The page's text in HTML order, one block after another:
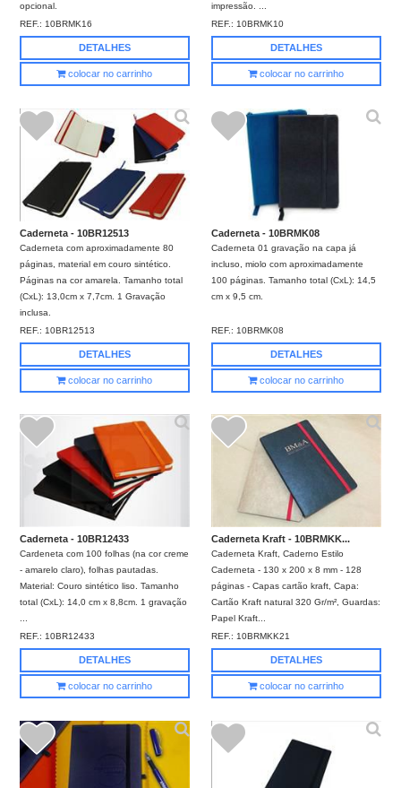
opcional.
REF.:10BRMK16
DETALHES
colocar no carrinho
impressão. ...
REF.:10BRMK10
DETALHES
colocar no carrinho
Caderneta - 10BR12513
Caderneta com aproximadamente 80
páginas, material em couro sintético.
Páginas na cor amarela. Tamanho total
(CxL): 13,0cm x 7,7cm. 1 Gravação
inclusa.
REF.: 10BR12513
DETALHES
colocar no carrinho
Caderneta - 10BRMK08
Caderneta 01 gravação na capa já
incluso, miolo com aproximadamente
100 páginas. Tamanho total (CxL): 14,5
cm x 9,5 cm.
REF.: 10BRMK08
DETALHES
colocar no carrinho
Caderneta - 10BR12433
Cardeneta com 100 folhas (na cor creme
- amarelo claro), folhas pautadas.
Material: Couro sintético liso. Tamanho
total (CxL): 14,0 cm x 8,8cm. 1 gravação
...
REF.:10BR12433
DETALHES
colocar no carrinho
Caderneta Kraft - 10BRMKK...
Caderneta Kraft, Caderno Estilo
Caderneta - 130 x 200 x 8 mm - 128
páginas - Capas cartão kraft, Capa:
Cartão Kraft natural 320 Gr/m², Guardas:
Papel Kraft...
REF.:10BRMKK21
DETALHES
colocar no carrinho